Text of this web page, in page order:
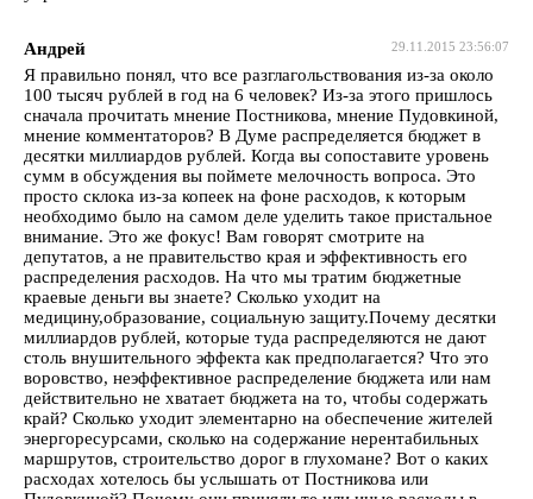
29.11.2015 23:56:07
Андрей
Я правильно понял, что все разглагольствования из-за около
100 тысяч рублей в год на 6 человек? Из-за этого пришлось
сначала прочитать мнение Постникова, мнение Пудовкиной,
мнение комментаторов? В Думе распределяется бюджет в
десятки миллиардов рублей. Когда вы сопоставите уровень
сумм в обсуждения вы поймете мелочность вопроса. Это
просто склока из-за копеек на фоне расходов, к которым
необходимо было на самом деле уделить такое пристальное
внимание. Это же фокус! Вам говорят смотрите на
депутатов, а не правительство края и эффективность его
распределения расходов. На что мы тратим бюджетные
краевые деньги вы знаете? Сколько уходит на
медицину,образование, социальную защиту.Почему десятки
миллиардов рублей, которые туда распределяются не дают
столь внушительного эффекта как предполагается? Что это
воровство, неэффективное распределение бюджета или нам
действительно не хватает бюджета на то, чтобы содержать
край? Сколько уходит элементарно на обеспечение жителей
энергоресурсами, сколько на содержание нерентабильных
маршрутов, строительство дорог в глухомане? Вот о каких
расходах хотелось бы услышать от Постникова или